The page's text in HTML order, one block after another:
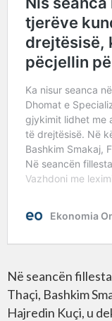
Në seancën
Thaçi, Bashkim
Hajredin Kuçi, u